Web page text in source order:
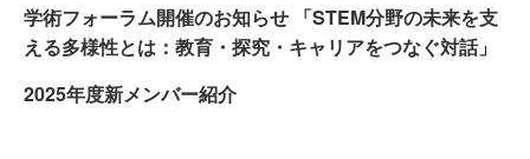
学術フォーラム開催のお知らせ 「STEM分野の未来を支
える多様性とは：教育・探究・キャリアをつなぐ対話」
2025年度新メンバー紹介